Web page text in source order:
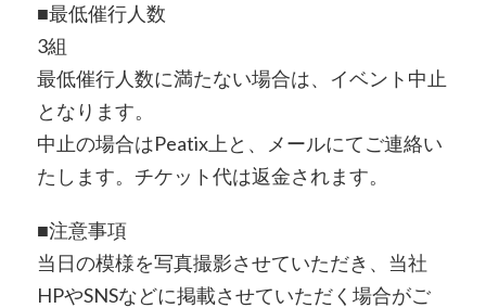
■最低催行人数
3組
最低催行人数に満たない場合は、イベント中止
となります。
中止の場合はPeatix上と、メールにてご連絡い
たします。チケット代は返金されます。
■注意事項
当日の模様を写真撮影させていただき、当社
HPやSNSなどに掲載させていただく場合がご